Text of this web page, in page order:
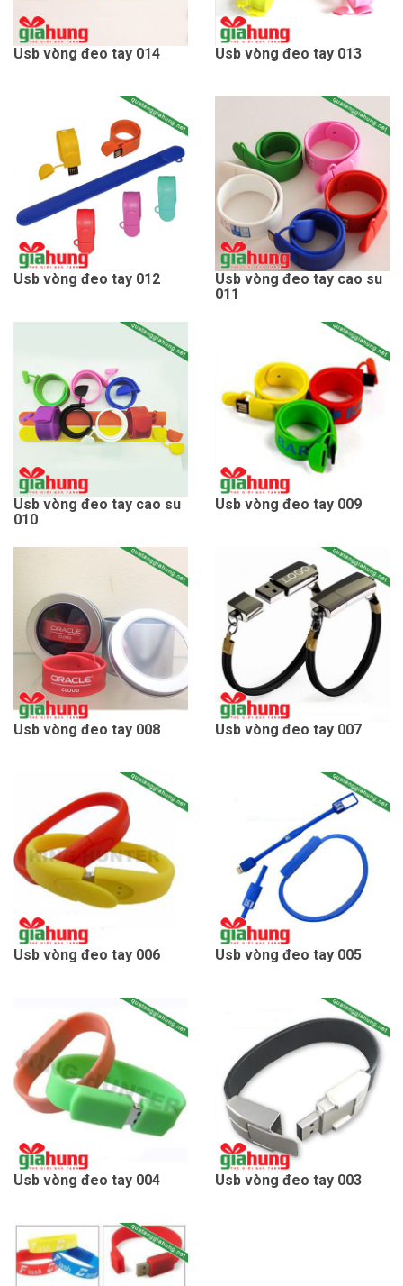
Usb vòng đeo tay 014 Usb vòng đeo tay 013
Usb vòng đeo tay 012
Usb vòng đeo tay cao su
011
Usb vòng đeo tay cao su
010
Usb vòng đeo tay 009
Usb vòng đeo tay 008 Usb vòng đeo tay 007
Usb vòng đeo tay 006 Usb vòng đeo tay 005
Usb vòng đeo tay 004 Usb vòng đeo tay 003